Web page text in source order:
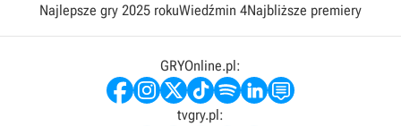
Najlepsze gry 2025 rokuWiedźmin 4Najbliższe premiery
GRYOnline.pl:
tvgry.pl: